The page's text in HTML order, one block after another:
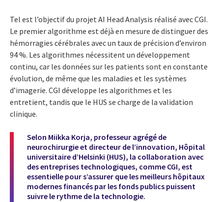
Tel est l’objectif du projet AI Head Analysis réalisé avec CGI.
Le premier algorithme est déjà en mesure de distinguer des
hémorragies cérébrales avec un taux de précision d’environ
94 %. Les algorithmes nécessitent un développement
continu, car les données sur les patients sont en constante
évolution, de même que les maladies et les systèmes
d’imagerie. CGI développe les algorithmes et les
entretient, tandis que le HUS se charge de la validation
clinique.
Selon Miikka Korja, professeur agrégé de
neurochirurgie et directeur de l’innovation, Hôpital
universitaire d’Helsinki (HUS), la collaboration avec
des entreprises technologiques, comme CGI, est
essentielle pour s’assurer que les meilleurs hôpitaux
modernes financés par les fonds publics puissent
suivre le rythme de la technologie.